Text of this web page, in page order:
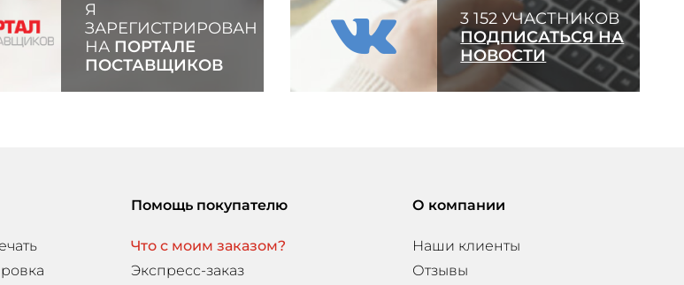
Я
ЗАРЕГИСТРИРОВАН
НА ПОРТАЛЕ
ПОСТАВЩИКОВ
3 152 УЧАСТНИКОВ
ПОДПИСАТЬСЯ НА
НОВОСТИ
Помощь покупателю
Что с моим заказом?
Экспресс-заказ
О компании
Наши клиенты
Отзывы